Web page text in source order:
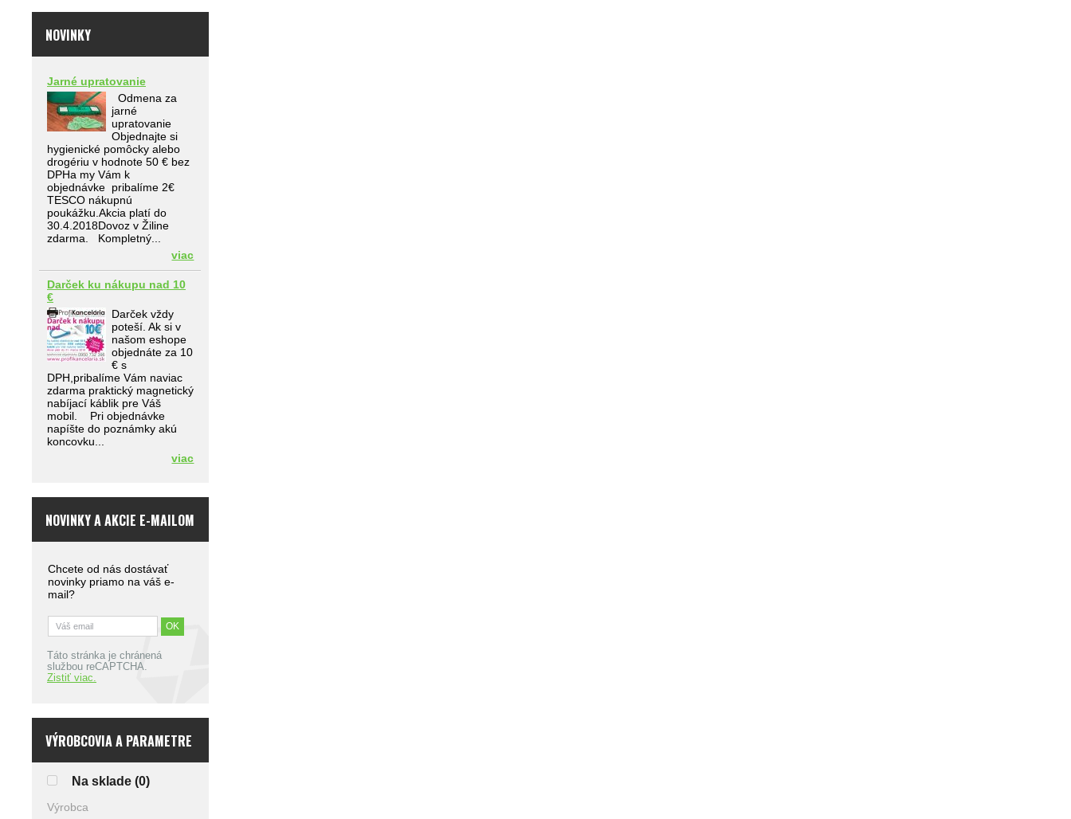
NOVINKY
Jarné upratovanie
Odmena za
jarné
upratovanie
Objednajte si
hygienické pomôcky alebo
drogériu v hodnote 50 € bez
DPHa my Vám k
objednávke pribalíme 2€
TESCO nákupnú
poukážku.Akcia platí do
30.4.2018Dovoz v Žiline
zdarma. Kompletný...
viac
Darček ku nákupu nad 10
€
Darček vždy
poteší. Ak si v
našom eshope
objednáte za 10
€ s
DPH,pribalíme Vám naviac
zdarma praktický magnetický
nabíjací káblik pre Váš
mobil. Pri objednávke
napíšte do poznámky akú
koncovku...
viac
NOVINKY A AKCIE E-MAILOM
Chcete od nás dostávať
novinky priamo na váš e-
mail?
Táto stránka je chránená
službou reCAPTCHA.
Zistiť viac.
VÝROBCOVIA A PARAMETRE
Na sklade (0)
Výrobca